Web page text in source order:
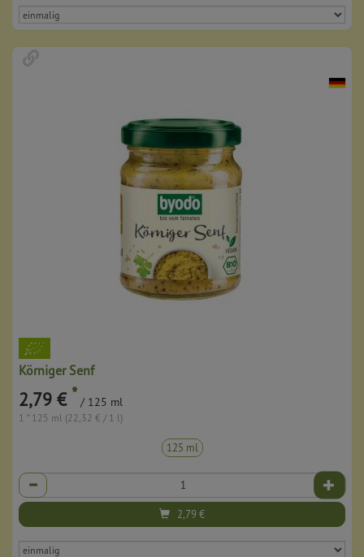
Körniger Senf
2,79 € * / 125 ml
1 * 125 ml (22,32 € / 1 l)
125 ml
Anzahl
2,79€